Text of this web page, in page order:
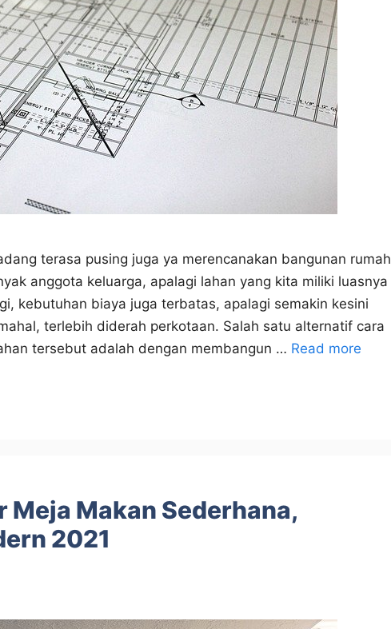
terasa pusing juga ya merencanakan bangunan rumah
anggota keluarga, apalagi lahan yang kita miliki luasnya
kebutuhan biaya juga terbatas, apalagi semakin kesini
terlebih diderah perkotaan. Salah satu alternatif cara
tersebut adalah dengan membangun … Read more
Meja Makan Sederhana,
2021